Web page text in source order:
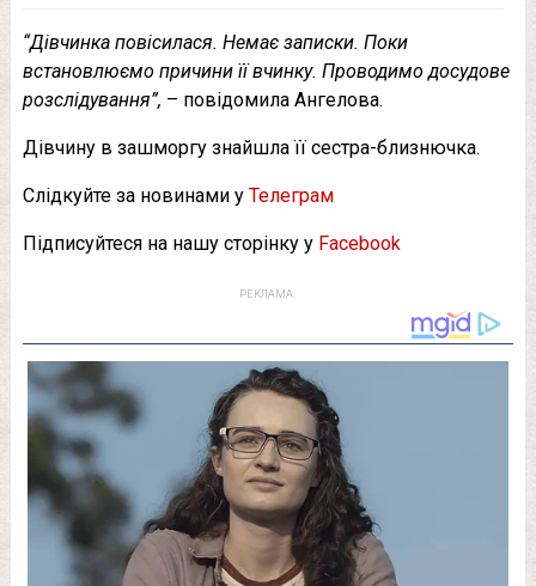
“Дівчинка повісилася. Немає записки. Поки
встановлюємо причини її вчинку. Проводимо досудове
розслідування”, – повідомила Ангелова.
Дівчину в зашморгу знайшла її сестра-близнючка.
Слідкуйте за новинами у Телеграм
Підписуйтеся на нашу сторінку у Facebook
РЕКЛАМА: